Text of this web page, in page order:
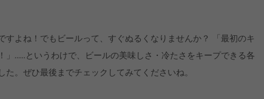
よね！でもビールって、すぐぬるくなりませんか？ 「最初のキ
」……というわけで、ビールの美味しさ・冷たさをキープできる各
。ぜひ最後までチェックしてみてくださいね。